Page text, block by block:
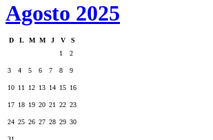
Agosto 2025
D L M M J V
S
1
2
3 4 5 6 7 8 9
10 11 12 13 14 15 16
17 18 19 20 21 22 23
24 25 26 27 28 29 30